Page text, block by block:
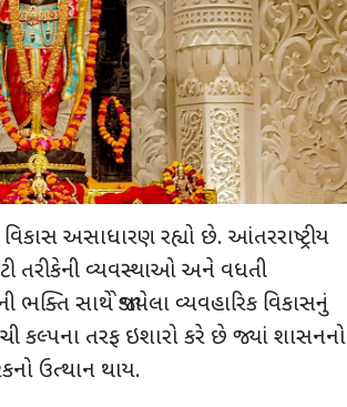
અસાધારણ રહ્યો છે. આંતરરાષ્ટ્રીય
તરીકેની વ્યવસ્થાઓ અને વધતી
ભક્તિ સાથે જોડાયેલા વ્યવહારિક વિકાસનું
કલ્પના તરફ ઇશારો કરે છે જ્યાં શાસનનો
ઉત્થાન થાય.